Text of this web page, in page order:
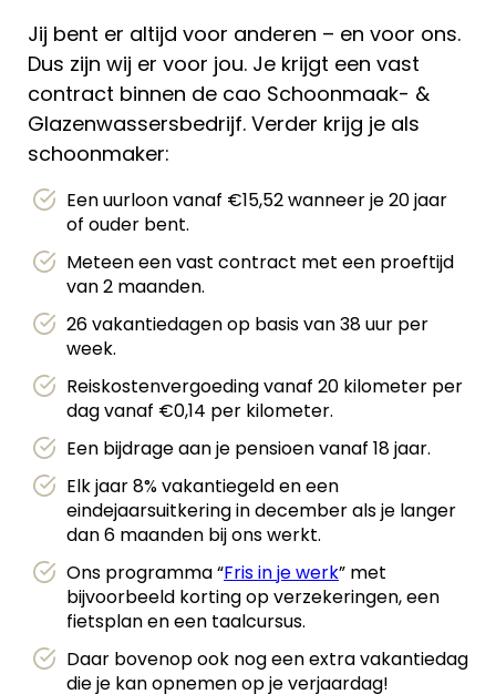
Jij bent er altijd voor anderen – en voor ons.
Dus zijn wij er voor jou. Je krijgt een vast
contract binnen de cao Schoonmaak- &
Glazenwassersbedrijf. Verder krijg je als
schoonmaker:
Een uurloon vanaf €15,52 wanneer je 20 jaar
of ouder bent.
Meteen een vast contract met een proeftijd
van 2 maanden.
26 vakantiedagen op basis van 38 uur per
week.
Reiskostenvergoeding vanaf 20 kilometer per
dag vanaf €0,14 per kilometer.
Een bijdrage aan je pensioen vanaf 18 jaar.
Elk jaar 8% vakantiegeld en een
eindejaarsuitkering in december als je langer
dan 6 maanden bij ons werkt.
Ons programma “Fris in je werk” met
bijvoorbeeld korting op verzekeringen, een
fietsplan en een taalcursus.
Daar bovenop ook nog een extra vakantiedag
die je kan opnemen op je verjaardag!